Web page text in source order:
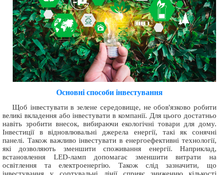
Основні способи інвестування
Щоб інвестувати в зелене середовище, не обов'язково робити
великі вкладення або інвестувати в компанії. Для цього достатньо
навіть зробити внесок, вибираючи екологічні товари для дому.
Інвестиції в відновлювальні джерела енергії, такі як сонячні
панелі. Також важливо інвестувати в енергоефективні технології,
які дозволяють зменшити споживання енергії. Наприклад,
встановлення LED-ламп допомагає зменшити витрати на
освітлення та електроенергію. Також слід зазначити, що